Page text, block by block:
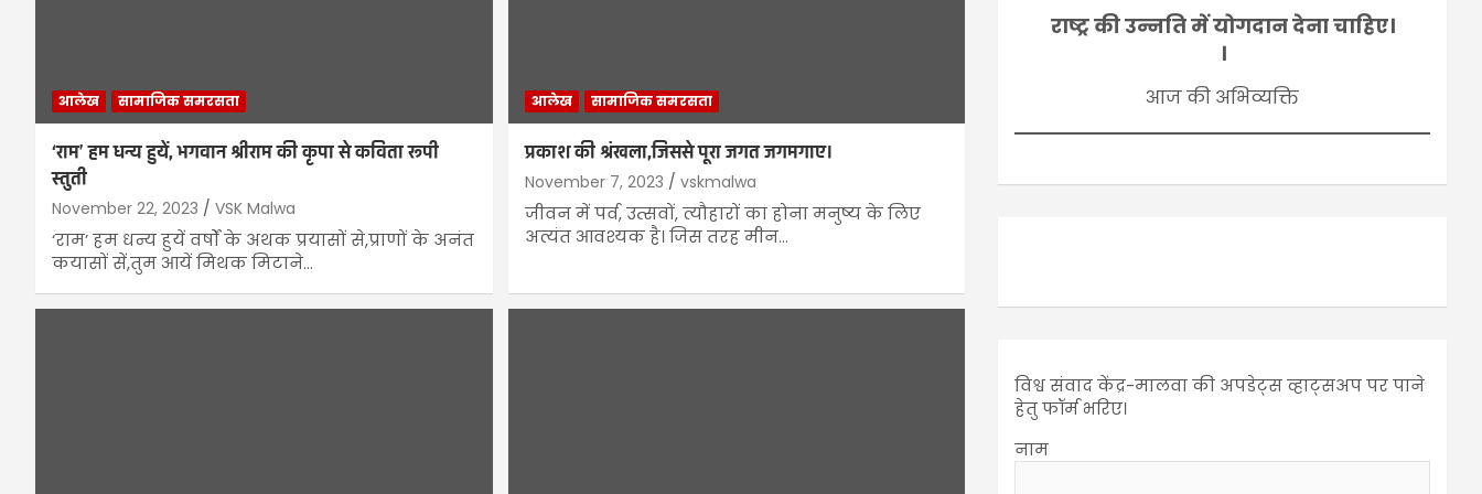
आलेख सामाजिक समरसता
‘राम’ हम धन्य हुयें, भगवान श्रीराम की कृपा से कविता रूपी
स्तुती
November 22, 2023 VSK Malwa
‘राम’ हम धन्य हुयें वर्षों के अथक प्रयासों से,प्राणों के अनंत
कयासों सें,तुम आयें मिथक मिटाने…
आलेख सामाजिक समरसता
प्रकाश की श्रंखला,जिससे पूरा जगत जगमगाए।
November 7, 2023 vskmalwa
जीवन में पर्व, उत्सवों, त्यौहारों का होना मनुष्य के लिए
अत्यंत आवश्यक है। जिस तरह मीन…
राष्ट्र की उन्नति में योगदान देना चाहिए।
।
आज की अभिव्यक्ति
विश्व संवाद केंद्र-मालवा की अपडेट्स व्हाट्सअप पर पाने
हेतु फॉर्म भरिए।
नाम